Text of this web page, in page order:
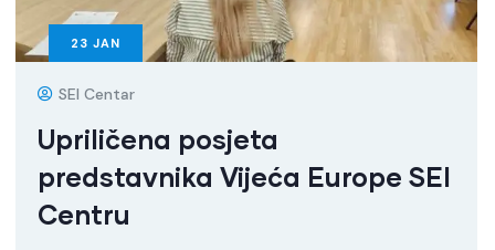
23 JAN
SEI Centar
Upriličena posjeta
predstavnika Vijeća Europe SEI
Centru